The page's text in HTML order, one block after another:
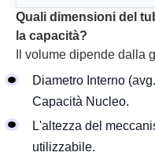
Quali dimensioni del
la capacità?
Il volume dipende dalla
Diametro Interno
Capacità Nucleo.
L'altezza del
utilizzabile.